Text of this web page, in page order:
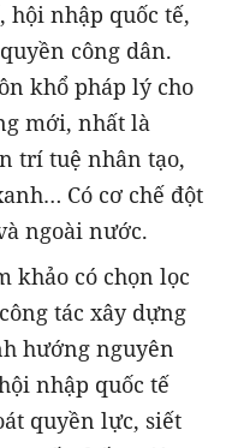
nhập quốc tế,
công dân.
khổ pháp lý cho
mới, nhất là
trí tuệ nhân tạo,
Có cơ chế đột
ngoài nước.
khảo có chọn lọc
tác xây dựng
hướng nguyên
nhập quốc tế
quyền lực, siết